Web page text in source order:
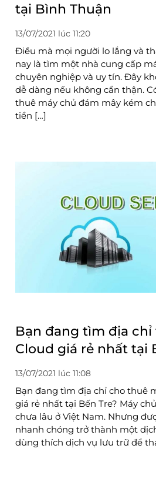
tại Bình Thuận
13/07/2021 lúc 11:20
Điều mà mọi người lo lắng và
nay là tìm một nhà cung cấp
chuyên nghiệp và uy tín. Đây
dễ dàng nếu không cẩn thận.
thuê máy chủ đám mây kém
tiền […]
Bạn đang tìm địa
Cloud giá rẻ nhất tại
13/07/2021 lúc 11:08
Bạn đang tìm địa chỉ cho thuê
giá rẻ nhất tại Bến Tre? Máy
chưa lâu ở Việt Nam. Nhưng
nhanh chóng trở thành một
dùng thích dịch vụ lưu trữ để